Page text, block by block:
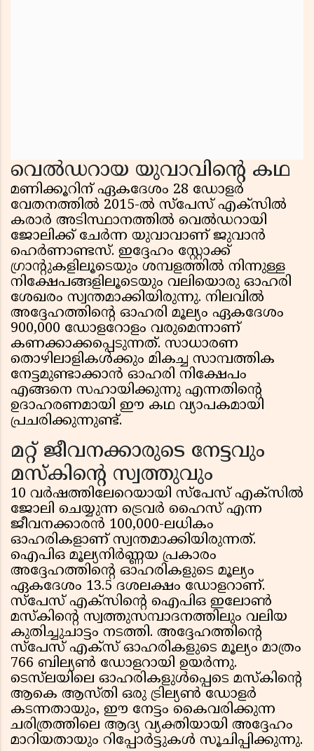
വെൽഡറായ യുവാവിന്റെ കഥ
മണിക്കൂറിന് ഏകദേശം 28 ഡോളർ
വേതനത്തിൽ 2015-ൽ സ്പേസ് എക്സിൽ
കരാർ അടിസ്ഥാനത്തിൽ വെൽഡറായി
ജോലിക്ക് ചേർന്ന യുവാവാണ് ജുവാൻ
ഹെർണാണ്ടസ്. ഇദ്ദേഹം സ്റ്റോക്ക്
ഗ്രാന്റുകളിലൂടെയും ശമ്പളത്തിൽ നിന്നുള്ള
നിക്ഷേപങ്ങളിലൂടെയും വലിയൊരു ഓഹരി
ശേഖരം സ്വന്തമാക്കിയിരുന്നു. നിലവിൽ
അദ്ദേഹത്തിന്റെ ഓഹരി മൂല്യം ഏകദേശം
900,000 ഡോളറോളം വരുമെന്നാണ്
കണക്കാക്കപ്പെടുന്നത്. സാധാരണ
തൊഴിലാളികൾക്കും മികച്ച സാമ്പത്തിക
നേട്ടമുണ്ടാക്കാൻ ഓഹരി നിക്ഷേപം
എങ്ങനെ സഹായിക്കുന്നു എന്നതിന്റെ
ഉദാഹരണമായി ഈ കഥ വ്യാപകമായി
പ്രചരിക്കുന്നുണ്ട്.
മറ്റ് ജീവനക്കാരുടെ നേട്ടവും
മസ്കിന്റെ സ്വത്തുവും
10 വർഷത്തിലേറെയായി സ്പേസ് എക്സിൽ
ജോലി ചെയ്യുന്ന ട്രെവർ ഹൈസ് എന്ന
ജീവനക്കാരൻ 100,000-ലധികം
ഓഹരികളാണ് സ്വന്തമാക്കിയിരുന്നത്.
ഐപിഒ മൂല്യനിർണ്ണയ പ്രകാരം
അദ്ദേഹത്തിന്റെ ഓഹരികളുടെ മൂല്യം
ഏകദേശം 13.5 ദശലക്ഷം ഡോളറാണ്.
സ്പേസ് എക്സിന്റെ ഐപിഒ ഇലോൺ
മസ്കിന്റെ സ്വത്തുസമ്പാദനത്തിലും വലിയ
കുതിച്ചുചാട്ടം നടത്തി. അദ്ദേഹത്തിന്റെ
സ്പേസ് എക്സ് ഓഹരികളുടെ മൂല്യം മാത്രം
766 ബില്യൺ ഡോളറായി ഉയർന്നു.
ടെസ്‌ലയിലെ ഓഹരികളുൾപ്പെടെ മസ്കിന്റെ
ആകെ ആസ്തി ഒരു ട്രില്യൺ ഡോളർ
കടന്നതായും, ഈ നേട്ടം കൈവരിക്കുന്ന
ചരിത്രത്തിലെ ആദ്യ വ്യക്തിയായി അദ്ദേഹം
മാറിയതായും റിപ്പോർട്ടുകൾ സൂചിപ്പിക്കുന്നു.